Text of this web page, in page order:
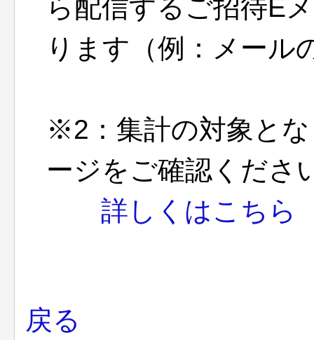
ら配信するご招待E
ります（例：メール
※2：集計の対象と
ージをご確認くださ
詳しくはこちら
戻る